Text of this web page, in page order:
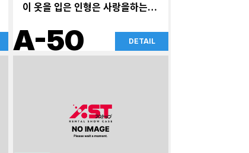
이 옷을 입은 인형은 사랑을하는 다
A-50 DETAIL